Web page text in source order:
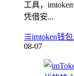
工具，
凭借安...
imtoken钱
08-07